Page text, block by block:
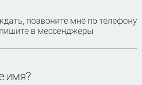
позвоните мне по телефону
в мессенджеры
имя?